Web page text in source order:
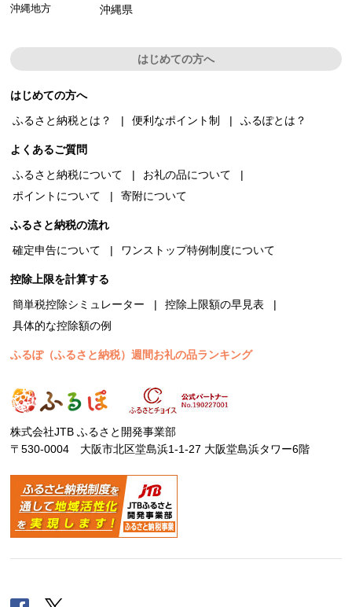
沖縄地方 沖縄県
はじめての方へ
はじめての方へ
ふるさと納税とは？
便利なポイント制 ふるぽとは？
よくあるご質問
ふるさと納税について
お礼の品について
ポイントについて
寄附について
ふるさと納税の流れ
確定申告について
ワンストップ特例制度について
控除上限を計算する
簡単税控除シミュレーター
控除上限額の早見表
具体的な控除額の例
ふるぽ（ふるさと納税）週間お礼の品ランキング
株式会社JTB ふるさと開発事業部
〒530-0004 大阪市北区堂島浜1-1-27 大阪堂島浜タワー6階